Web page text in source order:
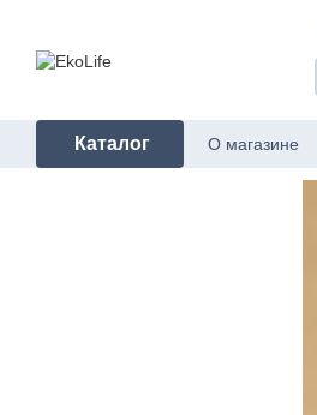
Каталог О магазине